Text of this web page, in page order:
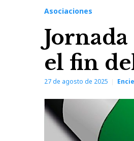
Asociaciones
el fin
27 de agosto de 2025